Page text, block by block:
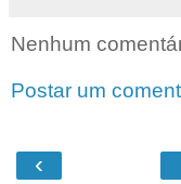
Nenhum
Postar um
‹